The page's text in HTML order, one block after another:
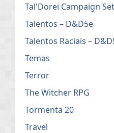
Tal'Dorei Campaign
Talentos – D&D5e
Talentos Raciais –
Temas
Terror
The Witcher RPG
Tormenta 20
Travel